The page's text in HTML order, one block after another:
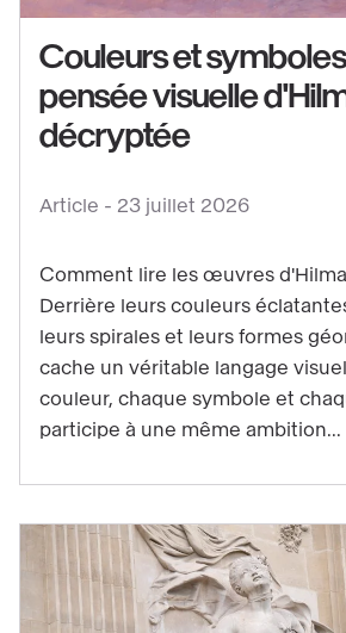
contenu
Couleurs
symboles
d'Hilma
af
Klint
Couleurs et
pensée visuelle
décryptée
Article - 23 juillet 2026
Comment lire les œuvres
Derrière leurs couleurs
leurs spirales et leurs formes
cache un véritable langage
couleur, chaque symbole et
participe à une même ambition...